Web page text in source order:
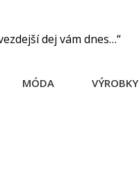
dej vám dnes…“
MÓDA VÝROBKY